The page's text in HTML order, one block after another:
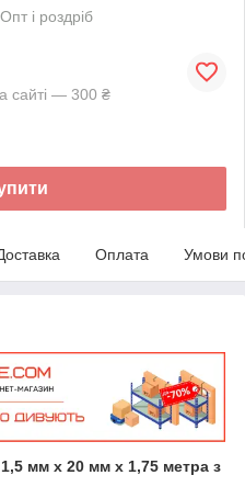
Опт і роздріб
сайті — 300 ₴
Оплата Умови
мм х 20 мм х 1,75 метра з